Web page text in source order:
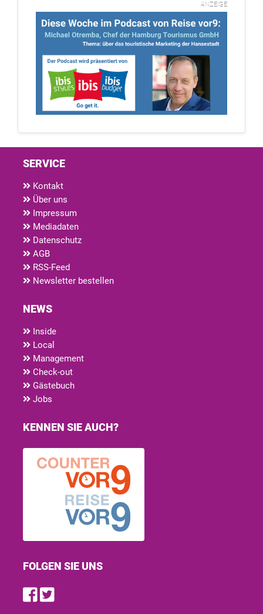
ANZEIGE
SERVICE
Kontakt
Über uns
Impressum
Mediadaten
Datenschutz
AGB
RSS-Feed
Newsletter bestellen
NEWS
Inside
Local
Management
Check-out
Gästebuch
Jobs
KENNEN SIE AUCH?
FOLGEN SIE UNS
Find us on Facebook
Follow us on Twitter